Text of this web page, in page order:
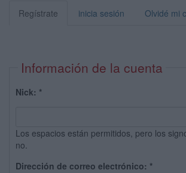
Regístrate inicia sesión Olvidé mi
Información de la cuenta
Nick: *
Los espacios están permitidos, pero los
no.
Dirección de correo electrónico: *